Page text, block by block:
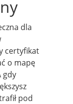
dla
certyfikat
o mapę
gdy
pod